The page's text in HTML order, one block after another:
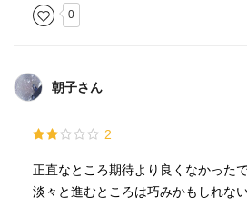
いいね！)^o^(
0
朝子さん
2
正直なところ期待より良くなかったで
淡々と進むところは巧みかもしれな